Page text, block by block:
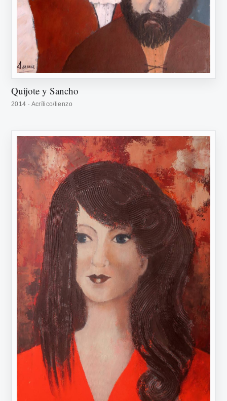
Quijote y Sancho
2014 · Acrílico/lienzo